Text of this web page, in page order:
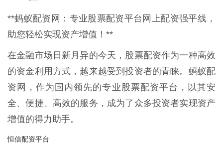
**蚂蚁配资网：专业股票配资平台网上配资强平线，
助您轻松实现资产增值！**
在金融市场日新月异的今天，股票配资作为一种高效
的资金利用方式，越来越受到投资者的青睐。蚂蚁配
资网，作为国内领先的专业股票配资平台，以其安
全、便捷、高效的服务，成为了众多投资者实现资产
增值的得力助手。
恒信配资平台